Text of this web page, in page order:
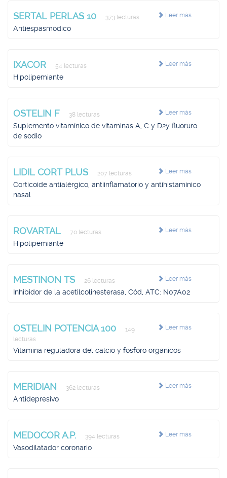
Leer más
SERTAL PERLAS 10 373 lecturas
Antiespasmódico
Leer más
IXACOR 54 lecturas
Hipolipemiante
Leer más
OSTELIN F 38 lecturas
Suplemento vitamínico de vitaminas A, C y D2y fluoruro
de sodio
Leer más
LIDIL CORT PLUS 207 lecturas
Corticoide antialérgico, antiinflamatorio y antihistamínico
nasal
Leer más
ROVARTAL 70 lecturas
Hipolipemiante
Leer más
MESTINON TS 26 lecturas
Inhibidor de la acetilcolinesterasa, Cód, ATC: N07A02
Leer más
OSTELIN POTENCIA 100
149
lecturas
Vitamina reguladora del calcio y fósforo orgánicos
Leer más
MERIDIAN 362 lecturas
Antidepresivo
Leer más
MEDOCOR A.P. 394 lecturas
Vasodilatador coronario